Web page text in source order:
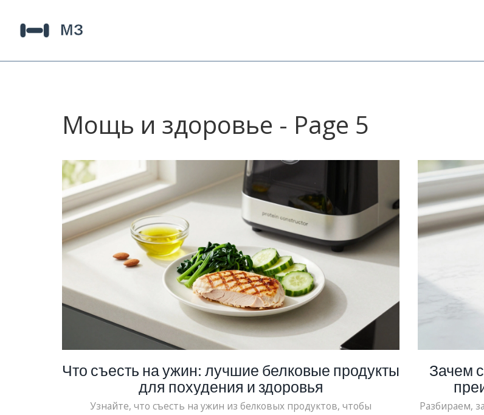
Мощь и здоровье - Page 5
Что съесть на ужин: лучшие белковые продукты
для похудения и здоровья
Узнайте, что съесть на ужин из белковых продуктов, чтобы
Зачем
Разбираем,